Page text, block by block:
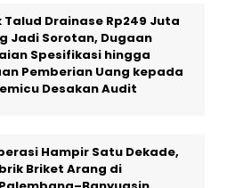
Talud Drainase Rp249 Juta
Jadi Sorotan, Dugaan
Spesifikasi hingga
Pemberian Uang kepada
Desakan Audit
Hampir Satu Dekade,
Briket Arang di